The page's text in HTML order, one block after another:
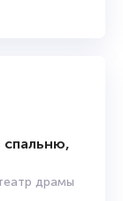
спальню,
драмы